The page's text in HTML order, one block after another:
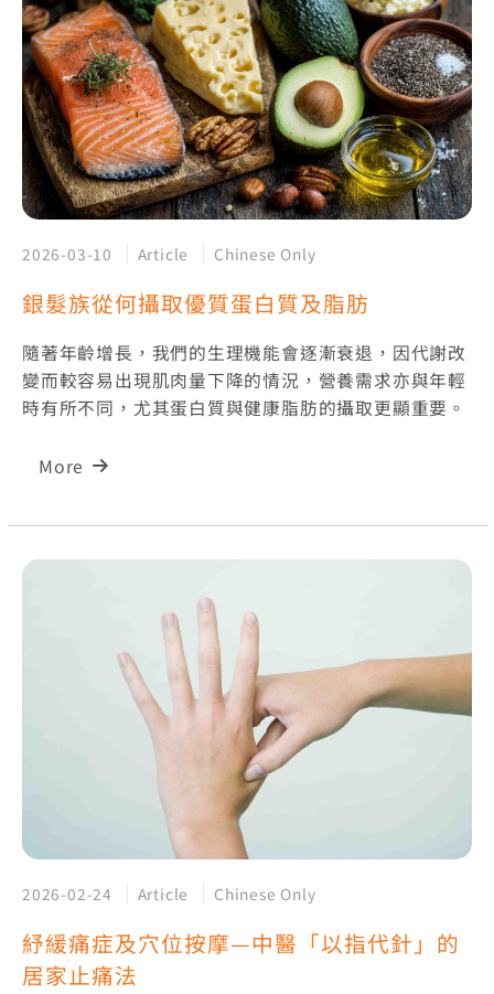
2026-03-10 Article Chinese Only
銀髮族從何攝取優質蛋白質及脂肪
隨著年齡增長，我們的生理機能會逐漸衰退，因代謝改
變而較容易出現肌肉量下降的情況，營養需求亦與年輕
時有所不同，尤其蛋白質與健康脂肪的攝取更顯重要。
More
2026-02-24 Article Chinese Only
紓緩痛症及穴位按摩—中醫「以指代針」的
居家止痛法